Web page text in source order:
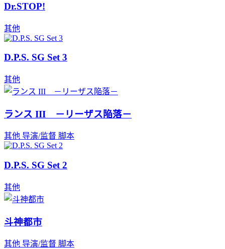
Dr.STOP!
其他
D.P.S. SG Set 3
其他
ランス III －リーザス陥落－
其他 导演/监督 脚本
D.P.S. SG Set 2
其他
斗神都市
其他 导演/监督 脚本